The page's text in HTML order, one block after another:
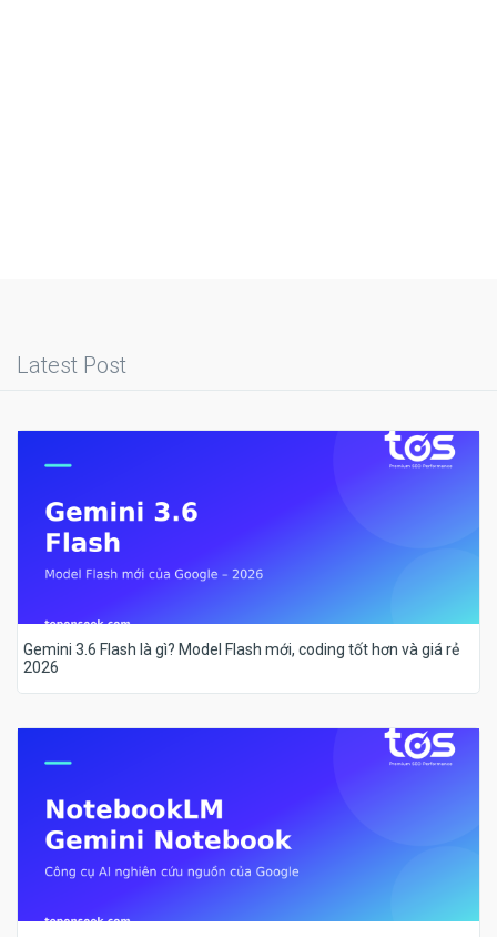
Latest Post
Gemini 3.6 Flash là gì? Model Flash mới, coding tốt hơn và giá rẻ
2026